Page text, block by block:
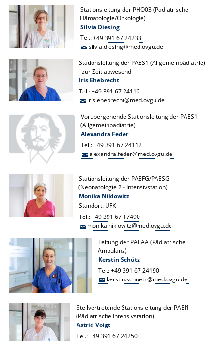
Stationsleitung der PHO03 (Pädiatrische
Hämatologie/Onkologie)
Silvia Diesing
Tel.:+49 391 67 24233
silvia.diesing@med.ovgu.de
Stationsleitung der PAES1 (Allgemeinpädiatrie)
- zur Zeit abwesend
Iris Ehebrecht
Tel.:+49 391 67 24112
iris.ehebrecht@med.ovgu.de
Vorübergehende Stationsleitung der PAES1
(Allgemeinpädiatrie)
Alexandra Feder
Tel.:+49 391 67 24112
alexandra.feder@med.ovgu.de
Stationsleitung der PAEFG/PAESG
(Neonatologie 2 - Intensivstation)
Monika Niklowitz
Standort: UFK
Tel.:+49 391 67 17490
monika.niklowitz@med.ovgu.de
Leitung der PAEAA (Pädiatrische
Ambulanz)
Kerstin Schütz
Tel.:+49 391 67 24190
kerstin.schuetz@med.ovgu.de
Stellvertretende Stationsleitung der PAEI1
(Pädiatrische Intensivstation)
Astrid Voigt
Tel.:+49 391 67 24250